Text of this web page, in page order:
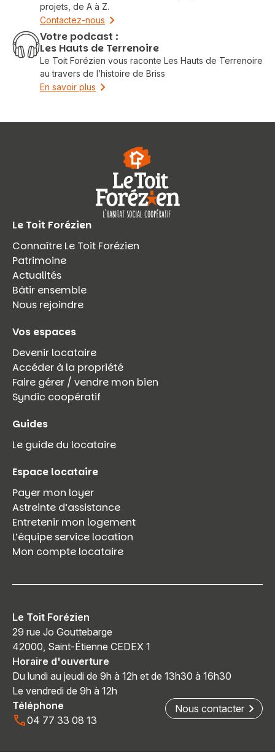
projets, de A à Z.
Contactez-nous
Votre podcast :
Les Hauts de Terrenoire
Le Toit Forézien vous raconte Les Hauts de Terrenoire
au travers de l’histoire de Briss
En savoir plus
Le Toit Forézien
Connaître Le Toit Forézien
Patrimoine
Actualités
Bâtir ensemble
Nous rejoindre
Vos espaces
Devenir locataire
Accéder à la propriété
Faire gérer / vendre mon bien
Syndic coopératif
Guides
Le guide du locataire
Espace locataire
Payer mon loyer
Astreinte d’assistance
Entretenir mon logement
L’équipe service location
Mon compte locataire
Le Toit Forézien
29 rue Jo Gouttebarge
42000, Saint-Étienne CEDEX 1
Horaire d'ouverture
Du lundi au jeudi de 9h à 12h et de 13h30 à 16h30
Le vendredi de 9h à 12h
Téléphone
04 77 33 08 13
Nous contacter